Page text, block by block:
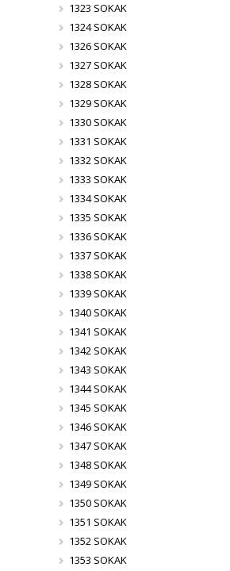
1323 SOKAK
1324 SOKAK
1326 SOKAK
1327 SOKAK
1328 SOKAK
1329 SOKAK
1330 SOKAK
1331 SOKAK
1332 SOKAK
1333 SOKAK
1334 SOKAK
1335 SOKAK
1336 SOKAK
1337 SOKAK
1338 SOKAK
1339 SOKAK
1340 SOKAK
1341 SOKAK
1342 SOKAK
1343 SOKAK
1344 SOKAK
1345 SOKAK
1346 SOKAK
1347 SOKAK
1348 SOKAK
1349 SOKAK
1350 SOKAK
1351 SOKAK
1352 SOKAK
1353 SOKAK